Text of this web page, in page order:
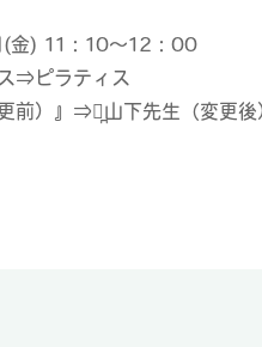
) 11：10～12：00
⇒ピラティス
前）』⇒『̪山下先生（変更後